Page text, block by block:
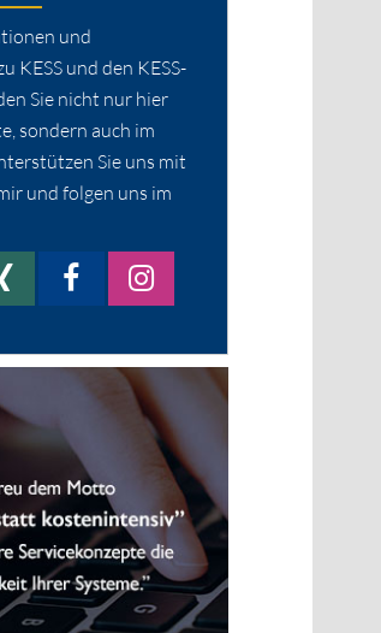
und
KESS und den KESS-
Sie nicht nur hier
sondern auch im
Sie uns mit
und folgen uns im